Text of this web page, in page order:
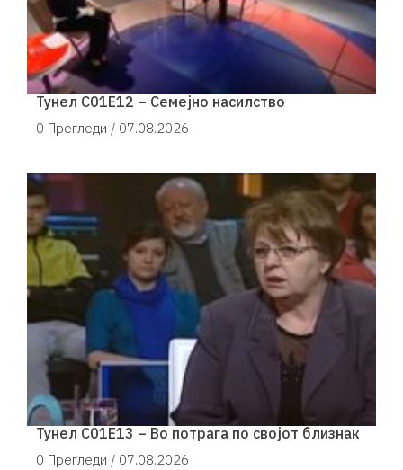
Тунел С01Е12 – Семејно насилство
0 Прегледи / 07.08.2026
Тунел С01Е13 – Во потрага по својот близнак
0 Прегледи / 07.08.2026